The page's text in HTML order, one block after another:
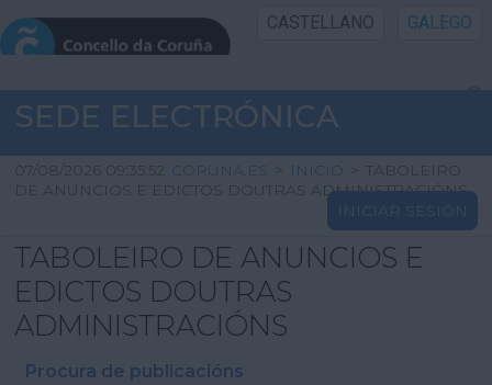
CASTELLANO GALEGO
INICIO SEDE
INICIO
INFORMACIÓN PÚBLICA
CARTAFOL CIDADÁN
UTILIDADES
SEDE ELECTRÓNICA
07/08/2026 09:35:52 CORUNA.ES > INICIO > TABOLEIRO
DE ANUNCIOS E EDICTOS DOUTRAS ADMINISTRACIÓNS
INICIAR SESIÓN
TABOLEIRO DE ANUNCIOS E
EDICTOS DOUTRAS
ADMINISTRACIÓNS
Procura de publicacións